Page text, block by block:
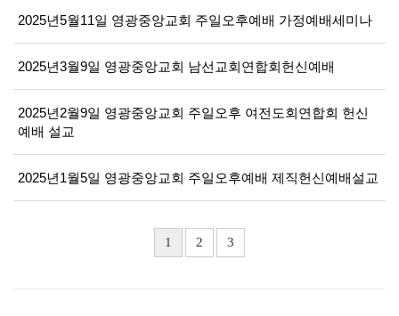
2025년5월11일 영광중앙교회 주일오후예배 가정예배세미나
2025년3월9일 영광중앙교회 남선교회연합회헌신예배
2025년2월9일 영광중앙교회 주일오후 여전도회연합회 헌신
예배 설교
2025년1월5일 영광중앙교회 주일오후예배 제직헌신예배설교
1 2 3